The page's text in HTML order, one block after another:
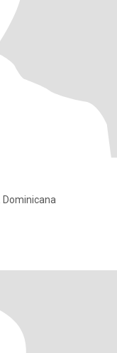
Dominicana